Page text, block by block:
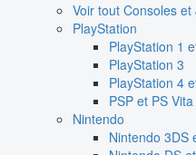
Voir tout Consoles et
PlayStation
PlayStation 1
PlayStation 3
PlayStation 4
PSP et PS Vita
Nintendo
Nintendo 3DS